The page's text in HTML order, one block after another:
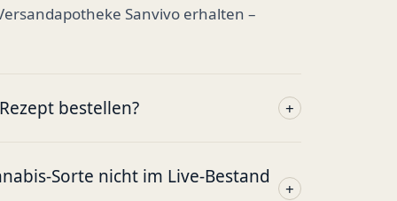
Sanvivo erhalten –
bestellen? +
Sorte nicht im Live-Bestand
+